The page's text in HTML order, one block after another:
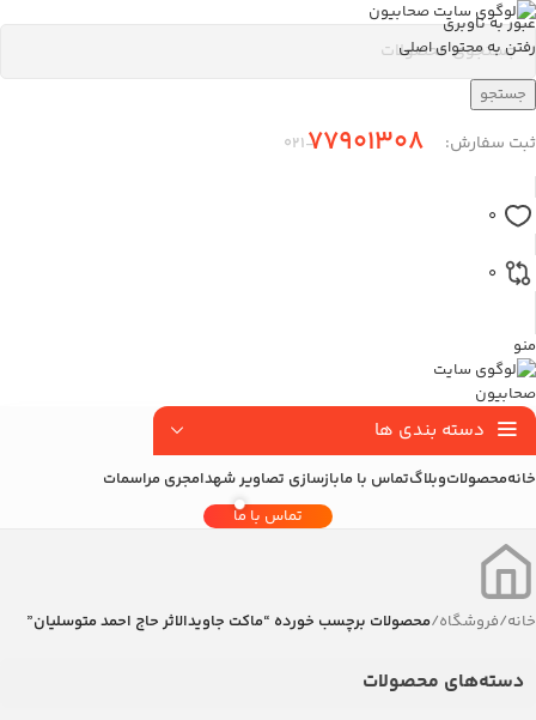
عبور به ناوبری
رفتن به محتوای اصلی
جستجو
ثبت سفارش: 77901308
-۰21
0
0
منو
دسته بندی ها
خانهمحصولاتوبلاگتماس با مابازسازی تصاویر شهدامجری مراسمات
تماس با ما
خانه/فروشگاه/محصولات برچسب خورده “ماکت جاویدالاثر حاج احمد متوسلیان”
دسته‌های محصولات